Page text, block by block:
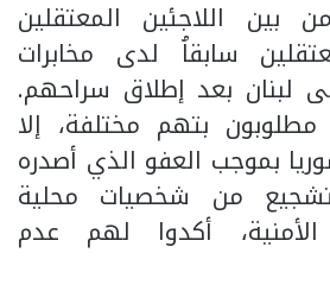
بين اللاجئين المعتقلين
سابقاُ لدى مخابرات
لبنان بعد إطلاق سراحهم.
بتهم مختلفة، إلا
بموجب العفو الذي أصدره
من شخصيات محلية
الأمنية، أكدوا لهم عدم